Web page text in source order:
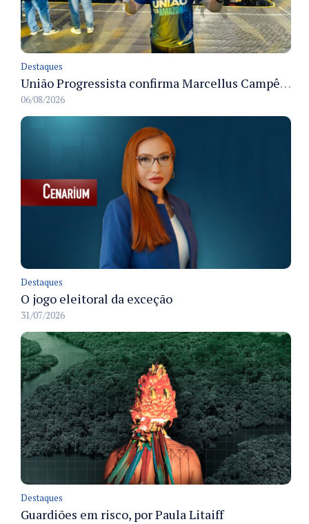
Destaques
União Progressista confirma Marcellus Campêlo como candidato a deputado estadual
06/08/2026
Destaques
O jogo eleitoral da exceção
31/07/2026
Destaques
Guardiões em risco, por Paula Litaiff